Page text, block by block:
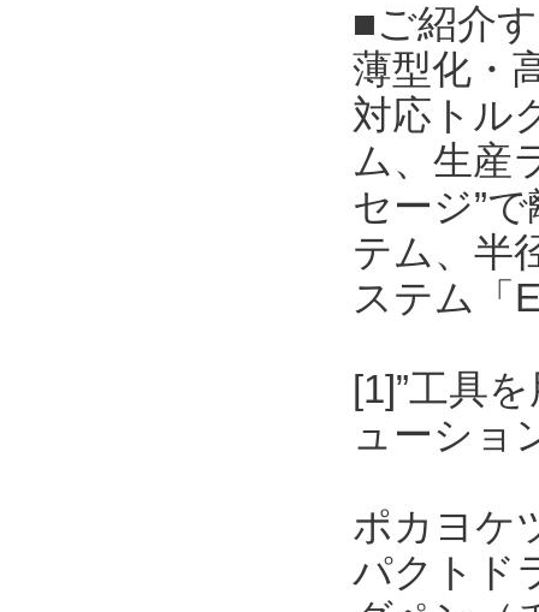
■ご紹介
薄型化・
対応トル
ム、生産
セージ”
テム、半
ステム「
[1]”工具
ューショ
ポカヨケ
パクトド